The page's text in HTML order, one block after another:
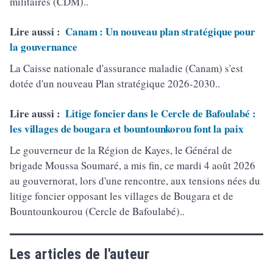
Lire aussi : Canam : Un nouveau plan stratégique pour
la gouvernance
La Caisse nationale d'assurance maladie (Canam) s'est
dotée d'un nouveau Plan stratégique 2026-2030..
Lire aussi : Litige foncier dans le Cercle de Bafoulabé :
les villages de bougara et bountounkorou font la paix
Le gouverneur de la Région de Kayes, le Général de
brigade Moussa Soumaré, a mis fin, ce mardi 4 août 2026
au gouvernorat, lors d'une rencontre, aux tensions nées du
litige foncier opposant les villages de Bougara et de
Bountounkourou (Cercle de Bafoulabé)..
Les articles de l'auteur